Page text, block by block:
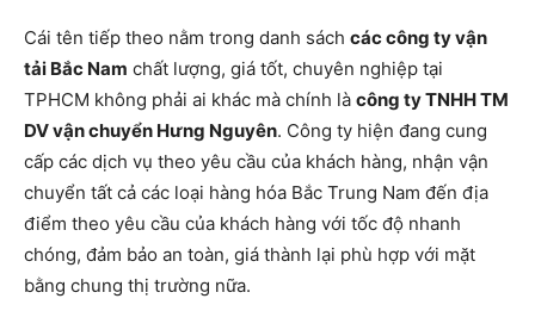
Cái tên tiếp theo nằm trong danh sách các công ty vận
tải Bắc Nam chất lượng, giá tốt, chuyên nghiệp tại
TPHCM không phải ai khác mà chính là công ty TNHH TM
DV vận chuyển Hưng Nguyên. Công ty hiện đang cung
cấp các dịch vụ theo yêu cầu của khách hàng, nhận vận
chuyển tất cả các loại hàng hóa Bắc Trung Nam đến địa
điểm theo yêu cầu của khách hàng với tốc độ nhanh
chóng, đảm bảo an toàn, giá thành lại phù hợp với mặt
bằng chung thị trường nữa.